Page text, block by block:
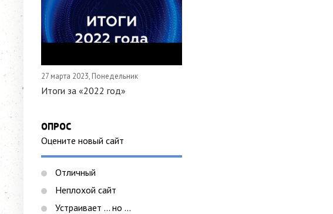
27 марта 2023, Понедельник
Итоги за «2022 год»
ОПРОС
Оцените новый сайт
Отличный
Неплохой сайт
Устраивает ... но ...